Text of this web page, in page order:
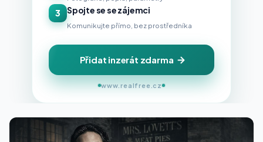
3 Spojte se se zájemci
Komunikujte přímo, bez prostředníka
Přidat inzerát zdarma
www.realfree.cz